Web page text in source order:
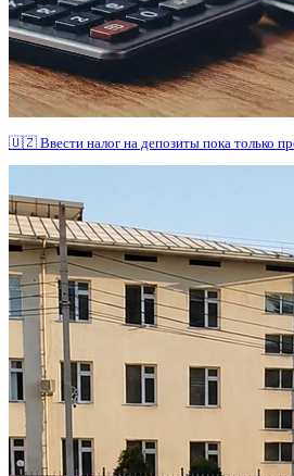
🇺🇿 Ввести налог на депозиты пока только